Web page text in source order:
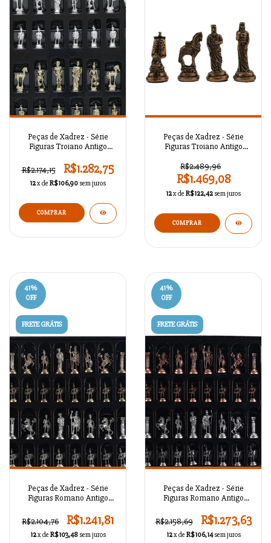
Peças de Xadrez - Série
Figuras Troiano Antigo
R$2.174,15
R$1.282,75
12x de R$106,90 sem juros
COMPRAR
Peças de Xadrez - Série
Figuras Troiano Antigo
R$2.489,96
R$1.469,08
12x de R$122,42 sem juros
COMPRAR
41%
OFF
FRETE GRÁTIS
Peças de Xadrez - Série
Figuras Romano Antigo
R$2.104,76
R$1.241,81
12x de R$103,48 sem juros
41%
OFF
FRETE GRÁTIS
Peças de Xadrez - Série
Figuras Romano Antigo
R$2.158,69
R$1.273,63
12x de R$106,14 sem juros